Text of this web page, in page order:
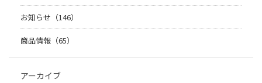
お知らせ（146）
商品情報（65）
アーカイブ